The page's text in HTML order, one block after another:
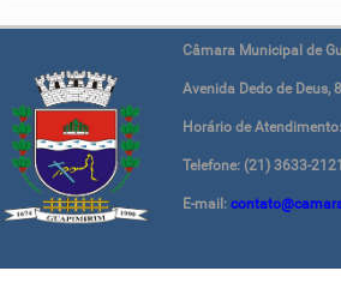
Câmara Municipal de
Avenida Dedo de Deus,
Horário de
Telefone: (21) 3633-2121
E-mail: